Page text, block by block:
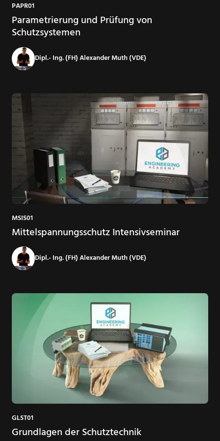
PAPR01
Parametrierung und Prüfung von
Schutzsystemen
Dipl.- Ing. (FH) Alexander Muth (VDE)
MSIS01
Mittelspannungsschutz Intensivseminar
Dipl.- Ing. (FH) Alexander Muth (VDE)
GLST01
Grundlagen der Schutztechnik